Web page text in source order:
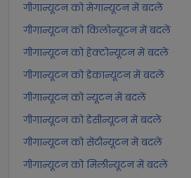
गीगान्यूटन को मेगान्यूटन में बदलें
गीगान्यूटन को किलोन्यूटन में बदलें
गीगान्यूटन को हेक्टोन्यूटन में बदलें
गीगान्यूटन को डेकान्यूटन में बदलें
गीगान्यूटन को न्यूटन में बदलें
गीगान्यूटन को डेसीन्यूटन में बदलें
गीगान्यूटन को सेंटीन्यूटन में बदलें
गीगान्यूटन को मिलीन्यूटन में बदलें